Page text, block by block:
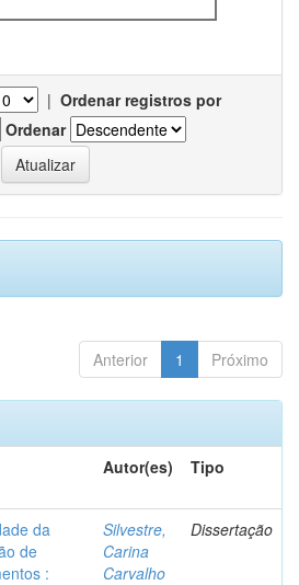
| Ordenar registros por
Ordenar
Anterior 1 Próximo
Autor(es) Tipo
da
de
:
Silvestre,
Carina
Carvalho
Dissertação